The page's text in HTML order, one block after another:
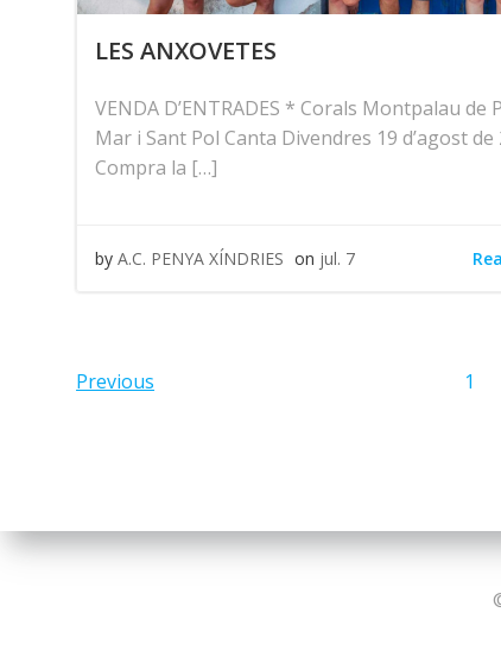
LES ANXOVETES
VENDA D’ENTRADES * Corals Montpalau de
Mar i Sant Pol Canta Divendres 19 d’agost de
Compra la […]
by A.C. PENYA XÍNDRIES on jul. 7
Posts
Previous Page
1